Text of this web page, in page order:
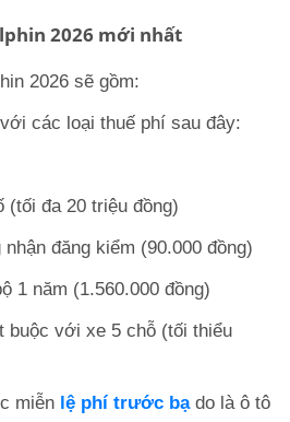
2026 mới nhất
2026 sẽ gồm:
các loại thuế phí sau đây:
(tối đa 20 triệu đồng)
đăng kiểm (90.000 đồng)
1 năm (1.560.000 đồng)
buộc với xe 5 chỗ (tối thiểu
miễn lệ phí trước bạdo là ô tô